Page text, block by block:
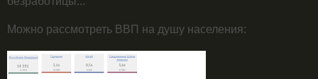
Можно рассмотреть ВВП на душу населения: